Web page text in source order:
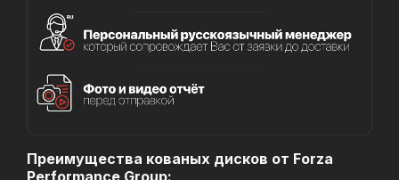
Преимущества кованых дисков от Forza
Performance Group: